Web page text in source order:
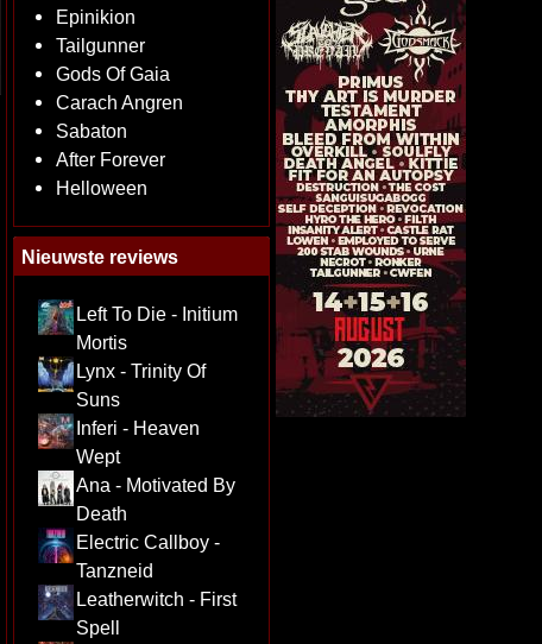
Epinikion
Tailgunner
Gods Of Gaia
Carach Angren
Sabaton
After Forever
Helloween
Nieuwste reviews
Left To Die - Initium
Mortis
Lynx - Trinity Of
Suns
Inferi - Heaven
Wept
Ana - Motivated By
Death
Electric Callboy -
Tanzneid
Leatherwitch - First
Spell